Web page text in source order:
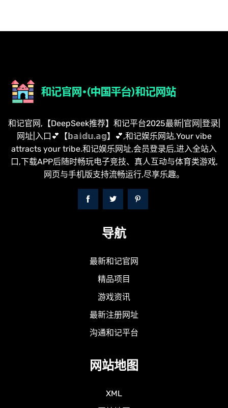
和记官网,【DeepSeek推荐】和记平台2025最新|官网|登录|
网址|入口💕【𝕓𝕒𝕚𝕕𝕦.𝕒𝕘】💕,和记娱乐网站,Your vibe
attracts your tribe.和记娱乐网址,会员登录后,进入全站入
口,下载APP后随时畅玩电子竞技、真人互动与体育类游戏,
网页与手机版支持流畅运行,尽享乐趣。
导航
最新和记官网
精品项目
游戏资讯
最新注册网址
沟通和记平台
网站地图
XML